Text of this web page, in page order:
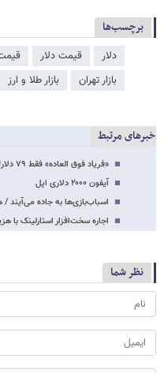
برچسب‌ها
دلار قیمت دلار
بازار تهران
بازار طلا و ارز
خبرهای مرتبط
«فریاد فوق العاده» فقط ۷۹ دلار!/ آخرین راه درآمدزایی فیفا از جام‌جهانی
آیفون ۲۰۰۰ دلاری اپل
اسباب‌بازی‌ها به جاده
اجاره سخت‌افزار استارلینک با هزینه ماهانه
نظر شما